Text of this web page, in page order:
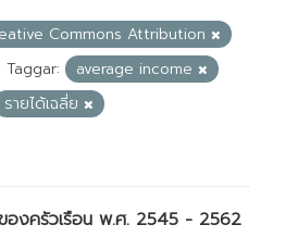
Commons Attribution
Taggar:
average income
รายได้เฉลี่ย
ของครัวเรือน พ.ศ. 2545 - 2562